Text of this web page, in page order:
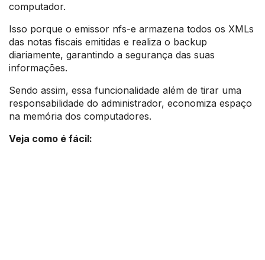
computador.
Isso porque o emissor nfs-e armazena todos os XMLs
das notas fiscais emitidas e realiza o backup
diariamente, garantindo a segurança das suas
informações.
Sendo assim, essa funcionalidade além de tirar uma
responsabilidade do administrador, economiza espaço
na memória dos computadores.
Veja como é fácil: